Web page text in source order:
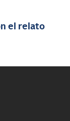
el relato